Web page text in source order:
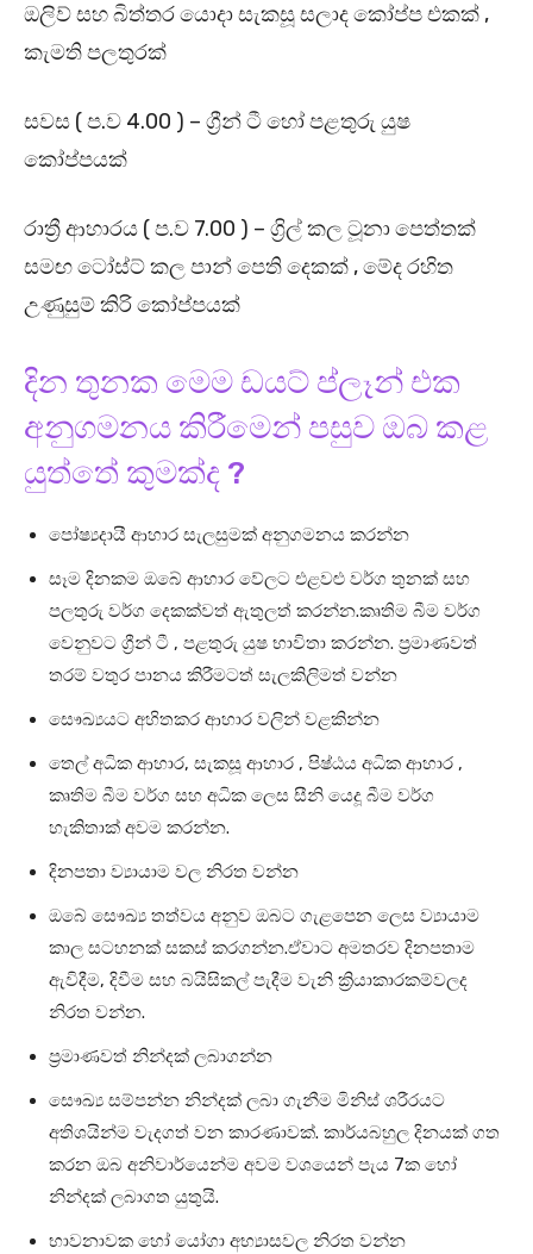
ඔලිව් සහ බිත්තර යොදා සැකසූ සලාද කෝප්ප එකක් ,
කැමති පලතුරක්
සවස ( ප.ව 4.00 ) – ග්‍රීන් ටී හෝ පළතුරු යුෂ
කෝප්පයක්
රාත්‍රී ආහාරය ( ප.ව 7.00 ) – ග්‍රිල් කල ටූනා පෙත්තක්
සමඟ ටෝස්ට් කල පාන් පෙති දෙකක් , මේද රහිත
උණුසුම් කිරි කෝප්පයක්
දින තුනක මෙම ඩයට් ප්ලෑන් එක
අනුගමනය කිරීමෙන් පසුව ඔබ කළ
යුත්තේ කුමක්ද ?
පෝෂ්‍යදායී ආහාර සැලසුමක් අනුගමනය කරන්න
සෑම දිනකම ඔබේ ආහාර වේලට එළවළු වර්ග තුනක් සහ
පලතුරු වර්ග දෙකක්වත් ඇතුලත් කරන්න.කෘතිම බීම වර්ග
වෙනුවට ග්‍රීන් ටී , පළතුරු යුෂ භාවිතා කරන්න. ප්‍රමාණවත්
තරම් වතුර පානය කිරීමටත් සැලකිලිමත් වන්න
සෞඛ්‍යයට අහිතකර ආහාර වලින් වළකින්න
තෙල් අධික ආහාර, සැකසූ ආහාර , පිෂ්ඨය අධික ආහාර ,
කෘතිම බීම වර්ග සහ අධික ලෙස සීනි යෙදූ බීම වර්ග
හැකිතාක් අවම කරන්න.
දිනපතා ව්‍යායාම වල නිරත වන්න
ඔබේ සෞඛ්‍ය තත්වය අනුව ඔබට ගැළපෙන ලෙස ව්‍යායාම
කාල සටහනක් සකස් කරගන්න.ඒවාට අමතරව දිනපතාම
ඇවිදීම, දිවීම සහ බයිසිකල් පැදීම වැනි ක්‍රියාකාරකම්වලද
නිරත වන්න.
ප්‍රමාණවත් නින්දක් ලබාගන්න
සෞඛ්‍ය සම්පන්න නින්දක් ලබා ගැනීම මිනිස් ශරීරයට
අතිශයින්ම වැදගත් වන කාරණාවක්. කාර්යබහුල දිනයක් ගත
කරන ඔබ අනිවාර්යෙන්ම අවම වශයෙන් පැය 7ක හෝ
නින්දක් ලබාගත යුතුයි.
භාවනාවක හෝ යෝගා අභ්‍යාසවල නිරත වන්න